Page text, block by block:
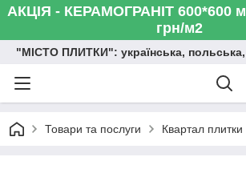
АКЦІЯ - КЕРАМОГРАНІТ 600*600
грн/м2
"МІСТО ПЛИТКИ": українська, польська,
Товари та послуги Квартал